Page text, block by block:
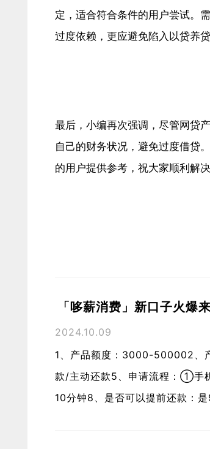
定，适合符合条件的用户尝试。
过度依赖，更应避免陷入以贷养贷
最后，小编再次强调，尽管网贷
自己的财务状况，避免过度借贷
的用户提供参考，祝大家顺利解
「哆薪消费」新口子火爆
2024.10.09
1、产品额度：3000-500002、
款/主动还款5、申请流程：①手
10分钟8、是否可以提前还款：